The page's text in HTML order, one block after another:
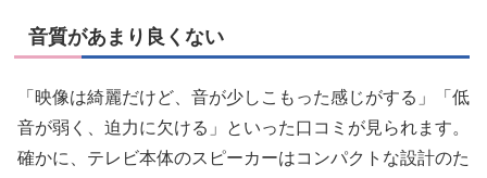
音質があまり良くない
「映像は綺麗だけど、音が少しこもった感じがする」「低
音が弱く、迫力に欠ける」といった口コミが見られます。
確かに、テレビ本体のスピーカーはコンパクトな設計のた